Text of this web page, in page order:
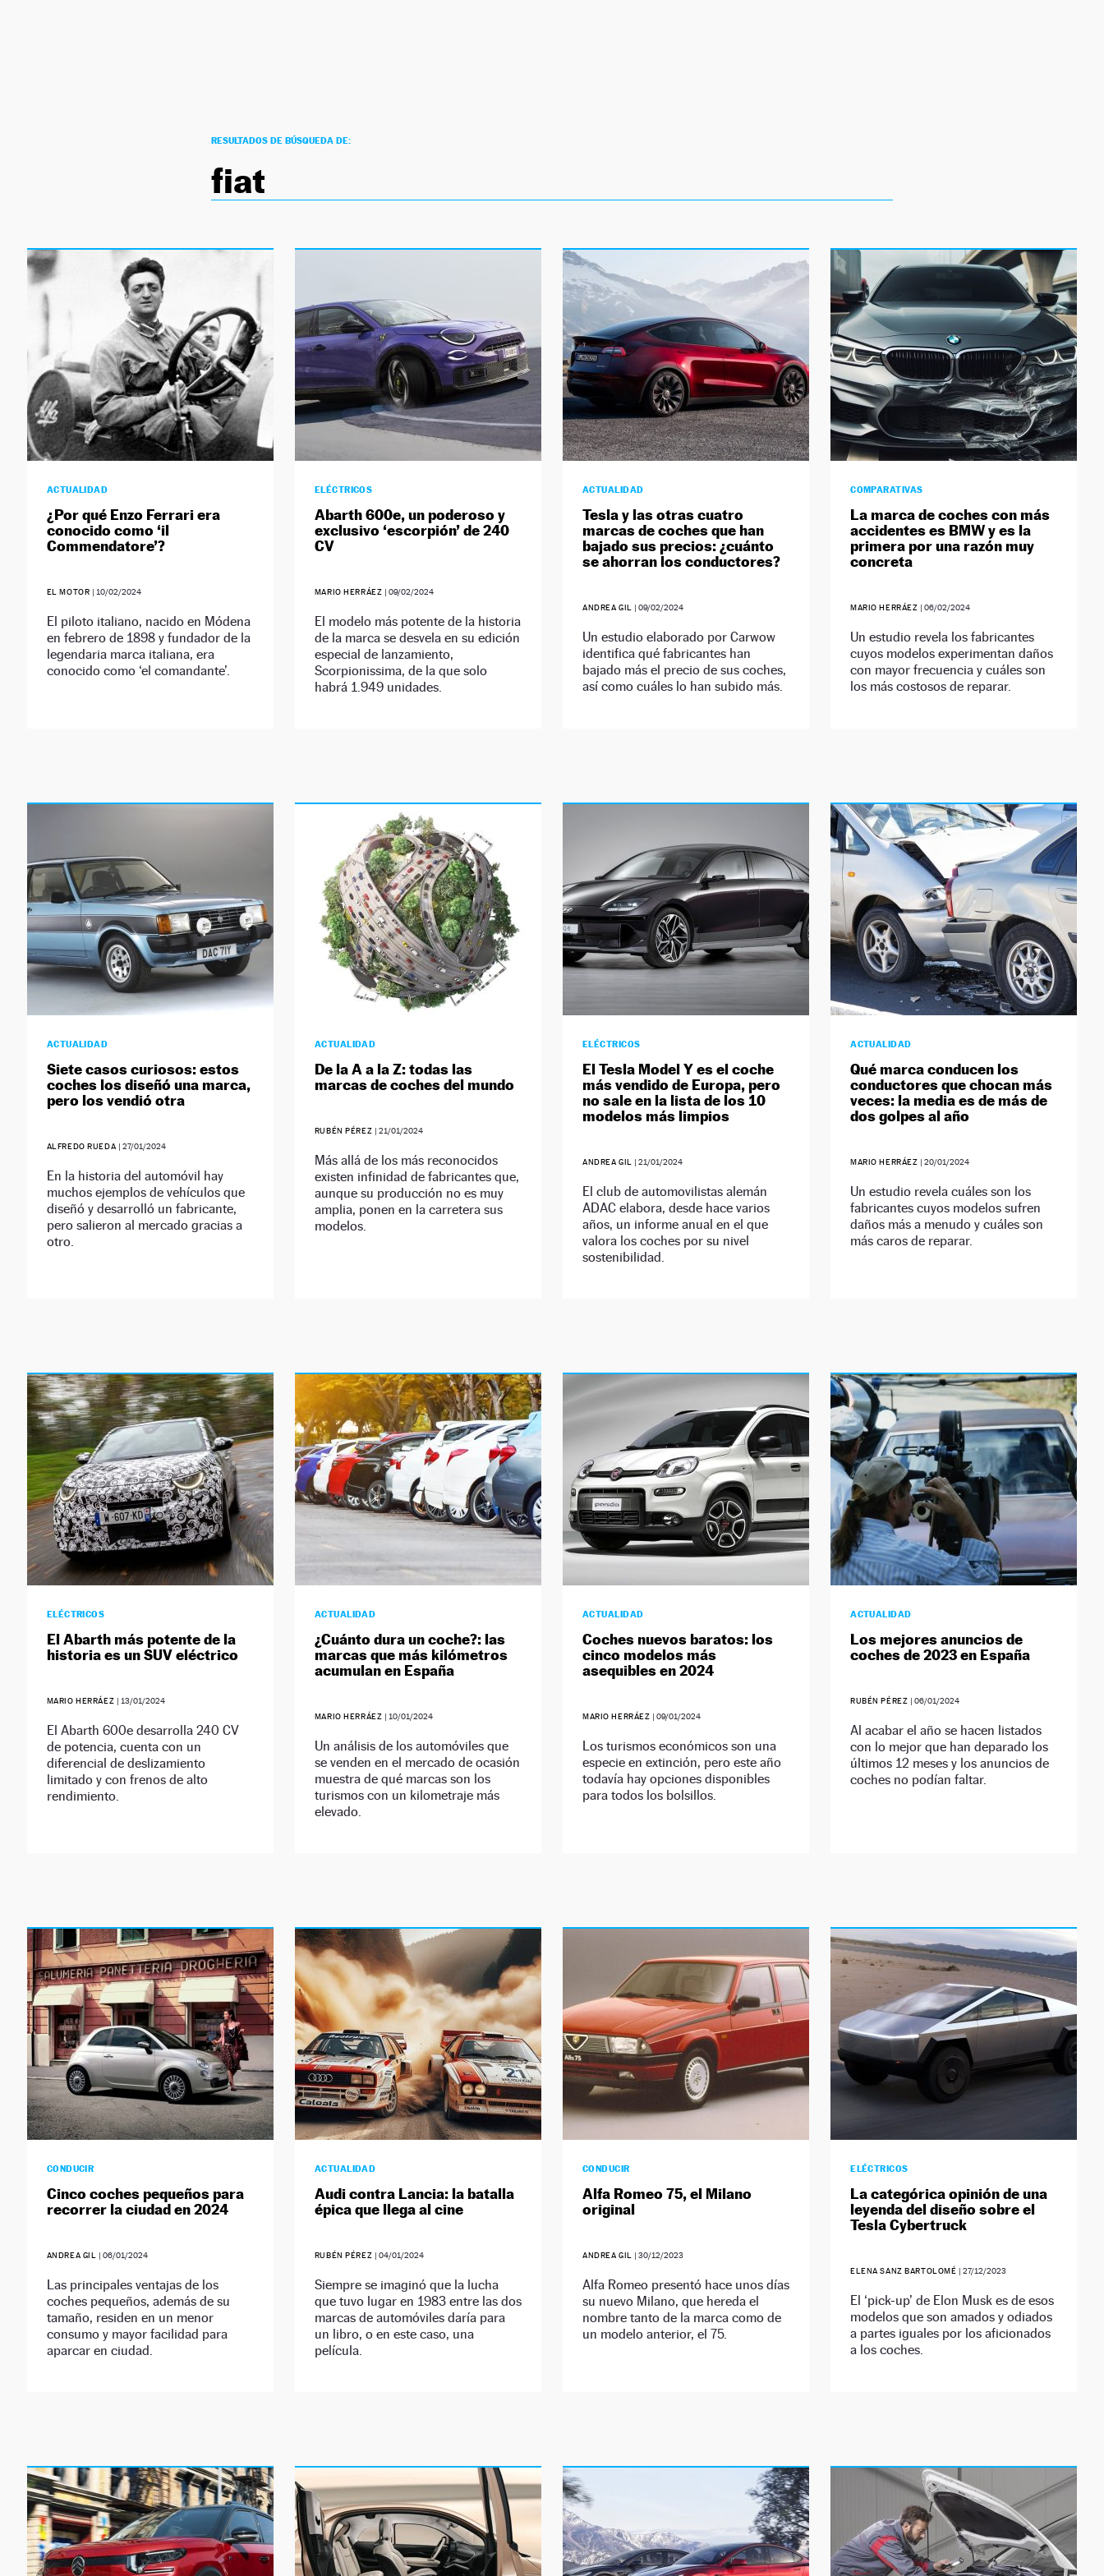
RESULTADOS DE BÚSQUEDA DE:
fiat
ACTUALIDAD
¿Por qué Enzo Ferrari era
conocido como ‘il
Commendatore’?
EL MOTOR | 10/02/2024
El piloto italiano, nacido en Módena
en febrero de 1898 y fundador de la
legendaria marca italiana, era
conocido como ‘el comandante’.
ELÉCTRICOS
Abarth 600e, un poderoso y
exclusivo ‘escorpión’ de 240
CV
MARIO HERRÁEZ | 09/02/2024
El modelo más potente de la historia
de la marca se desvela en su edición
especial de lanzamiento,
Scorpionissima, de la que solo
habrá 1.949 unidades.
ACTUALIDAD
Tesla y las otras cuatro
marcas de coches que han
bajado sus precios: ¿cuánto
se ahorran los conductores?
ANDREA GIL |09/02/2024
Un estudio elaborado por Carwow
identifica qué fabricantes han
bajado más el precio de sus coches,
así como cuáles lo han subido más.
COMPARATIVAS
La marca de coches con más
accidentes es BMW y es la
primera por una razón muy
concreta
MARIO HERRÁEZ |06/02/2024
Un estudio revela los fabricantes
cuyos modelos experimentan daños
con mayor frecuencia y cuáles son
los más costosos de reparar.
ACTUALIDAD
Siete casos curiosos: estos
coches los diseñó una marca,
pero los vendió otra
ALFREDO RUEDA | 27/01/2024
En la historia del automóvil hay
muchos ejemplos de vehículos que
diseñó y desarrolló un fabricante,
pero salieron al mercado gracias a
otro.
ACTUALIDAD
De la A a la Z: todas las
marcas de coches del mundo
RUBÉN PÉREZ | 21/01/2024
Más allá de los más reconocidos
existen infinidad de fabricantes que,
aunque su producción no es muy
amplia, ponen en la carretera sus
modelos.
ELÉCTRICOS
El Tesla Model Y es el coche
más vendido de Europa, pero
no sale en la lista de los 10
modelos más limpios
ANDREA GIL |21/01/2024
El club de automovilistas alemán
ADAC elabora, desde hace varios
años, un informe anual en el que
valora los coches por su nivel
sostenibilidad.
ACTUALIDAD
Qué marca conducen los
conductores que chocan más
veces: la media es de más de
dos golpes al año
MARIO HERRÁEZ |20/01/2024
Un estudio revela cuáles son los
fabricantes cuyos modelos sufren
daños más a menudo y cuáles son
más caros de reparar.
ELÉCTRICOS
El Abarth más potente de la
historia es un SUV eléctrico
MARIO HERRÁEZ | 13/01/2024
El Abarth 600e desarrolla 240 CV
de potencia, cuenta con un
diferencial de deslizamiento
limitado y con frenos de alto
rendimiento.
ACTUALIDAD
¿Cuánto dura un coche?: las
marcas que más kilómetros
acumulan en España
MARIO HERRÁEZ | 10/01/2024
Un análisis de los automóviles que
se venden en el mercado de ocasión
muestra de qué marcas son los
turismos con un kilometraje más
elevado.
ACTUALIDAD
Coches nuevos baratos: los
cinco modelos más
asequibles en 2024
MARIO HERRÁEZ | 09/01/2024
Los turismos económicos son una
especie en extinción, pero este año
todavía hay opciones disponibles
para todos los bolsillos.
ACTUALIDAD
Los mejores anuncios de
coches de 2023 en España
RUBÉN PÉREZ | 06/01/2024
Al acabar el año se hacen listados
con lo mejor que han deparado los
últimos 12 meses y los anuncios de
coches no podían faltar.
CONDUCIR
Cinco coches pequeños para
recorrer la ciudad en 2024
ANDREA GIL |06/01/2024
Las principales ventajas de los
coches pequeños, además de su
tamaño, residen en un menor
consumo y mayor facilidad para
aparcar en ciudad.
ACTUALIDAD
Audi contra Lancia: la batalla
épica que llega al cine
RUBÉN PÉREZ | 04/01/2024
Siempre se imaginó que la lucha
que tuvo lugar en 1983 entre las dos
marcas de automóviles daría para
un libro, o en este caso, una
película.
CONDUCIR
Alfa Romeo 75, el Milano
original
ANDREA GIL |30/12/2023
Alfa Romeo presentó hace unos días
su nuevo Milano, que hereda el
nombre tanto de la marca como de
un modelo anterior, el 75.
ELÉCTRICOS
La categórica opinión de una
leyenda del diseño sobre el
Tesla Cybertruck
ELENA SANZ BARTOLOMÉ |27/12/2023
El ‘pick-up’ de Elon Musk es de esos
modelos que son amados y odiados
a partes iguales por los aficionados
a los coches.